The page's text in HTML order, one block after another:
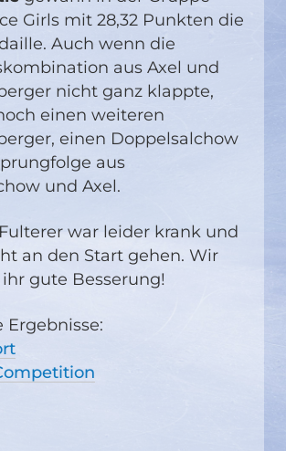
Girls mit 28,32 Punkten die
Auch wenn die
aus Axel und
nicht ganz klappte,
einen weiteren
einen Doppelsalchow
aus
und Axel.
war leider krank und
an den Start gehen. Wir
gute Besserung!
Ergebnisse: